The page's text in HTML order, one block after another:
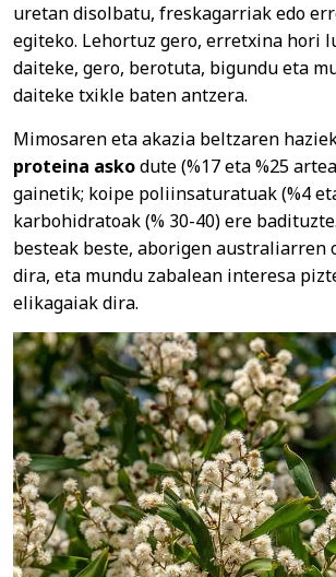
uretan disolbatu, freskagarriak edo
egiteko. Lehortuz gero, erretxina hori
daiteke, gero, berotuta, bigundu eta
daiteke txikle baten antzera.
Mimosaren eta akazia beltzaren
proteina askodute (%17 eta %25
gainetik; koipe poliinsaturatuak (%4
karbohidratoak (% 30-40) ere
besteak beste, aborigen australiarren
dira, eta mundu zabalean interesa
elikagaiak dira.